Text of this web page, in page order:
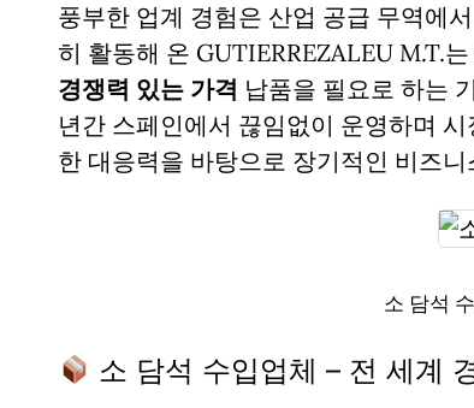
풍부한 업계 경험은 산업 공급 무역에
히 활동해 온 GUTIERREZALEU M.T.
경쟁력 있는 가격 납품을 필요로 하는
년간 스페인에서 끊임없이 운영하며
한 대응력을 바탕으로 장기적인 비즈
소 담석
소 담석 수입업체 – 전 세계